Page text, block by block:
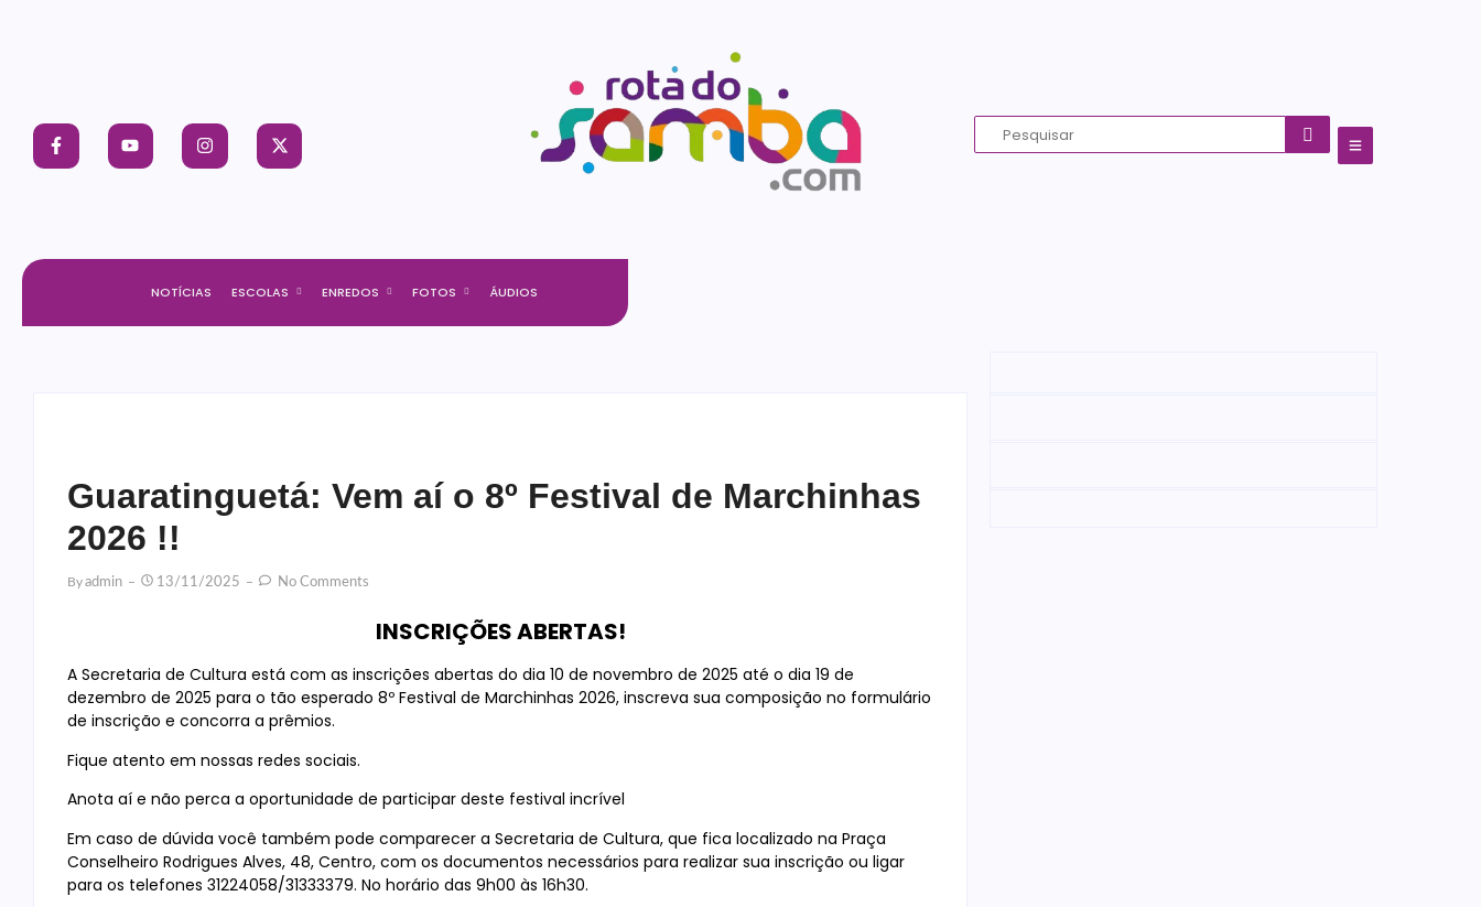
NOTÍCIAS ESCOLAS ENREDOS FOTOS ÁUDIOS
Guaratinguetá: Vem aí o 8º Festival de Marchinhas
2026 !!
ByAdmin 13/11/2025 No Comments
INSCRIÇÕES ABERTAS!
A Secretaria de Cultura está com as inscrições abertas do dia 10 de novembro de 2025 até o dia 19 de
dezembro de 2025 para o tão esperado 8º Festival de Marchinhas 2026, inscreva sua composição no formulário
de inscrição e concorra a prêmios.
Fique atento em nossas redes sociais.
Anota aí e não perca a oportunidade de participar deste festival incrível
Em caso de dúvida você também pode comparecer a Secretaria de Cultura, que fica localizado na Praça
Conselheiro Rodrigues Alves, 48, Centro, com os documentos necessários para realizar sua inscrição ou ligar
para os telefones 31224058/31333379. No horário das 9h00 às 16h30.